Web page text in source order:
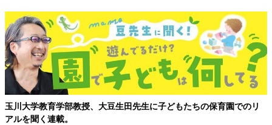
玉川大学教育学部教授、大豆生田先生に子どもたちの保育園でのリ
アルを聞く連載。